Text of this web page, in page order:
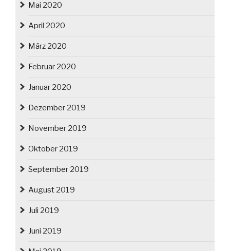
Mai 2020
April 2020
März 2020
Februar 2020
Januar 2020
Dezember 2019
November 2019
Oktober 2019
September 2019
August 2019
Juli 2019
Juni 2019